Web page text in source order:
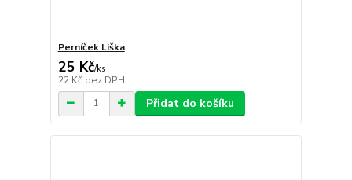
Perníček Liška
25 Kč/ks
22 Kč bez DPH
Přidat do košíku